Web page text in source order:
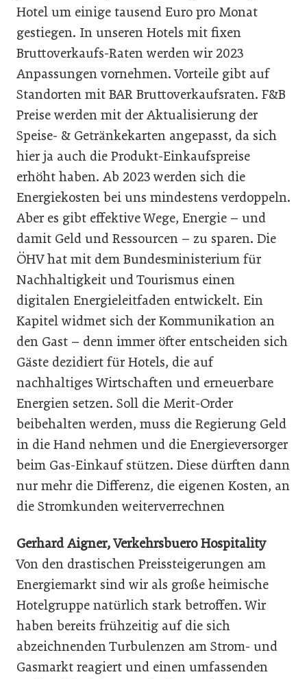
Hotel um einige tausend Euro pro Monat
gestiegen. In unseren Hotels mit fixen
Bruttoverkaufs-Raten werden wir 2023
Anpassungen vornehmen. Vorteile gibt auf
Standorten mit BAR Bruttoverkaufsraten. F&B
Preise werden mit der Aktualisierung der
Speise- & Getränkekarten angepasst, da sich
hier ja auch die Produkt-Einkaufspreise
erhöht haben. Ab 2023 werden sich die
Energiekosten bei uns mindestens verdoppeln.
Aber es gibt effektive Wege, Energie – und
damit Geld und Ressourcen – zu sparen. Die
ÖHV hat mit dem Bundesministerium für
Nachhaltigkeit und Tourismus einen
digitalen Energieleitfaden entwickelt. Ein
Kapitel widmet sich der Kommunikation an
den Gast – denn immer öfter entscheiden sich
Gäste dezidiert für Hotels, die auf
nachhaltiges Wirtschaften und erneuerbare
Energien setzen. Soll die Merit-Order
beibehalten werden, muss die Regierung Geld
in die Hand nehmen und die Energieversorger
beim Gas-Einkauf stützen. Diese dürften dann
nur mehr die Differenz, die eigenen Kosten, an
die Stromkunden weiterverrechnen
Gerhard Aigner, Verkehrsbuero Hospitality
Von den drastischen Preissteigerungen am
Energiemarkt sind wir als große heimische
Hotelgruppe natürlich stark betroffen. Wir
haben bereits frühzeitig auf die sich
abzeichnenden Turbulenzen am Strom- und
Gasmarkt reagiert und einen umfassenden